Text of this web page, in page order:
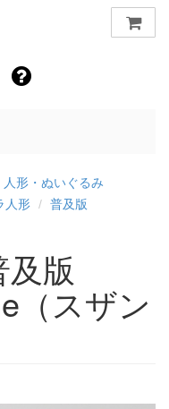
人形・ぬいぐるみ
人形 普及版
版
スザン